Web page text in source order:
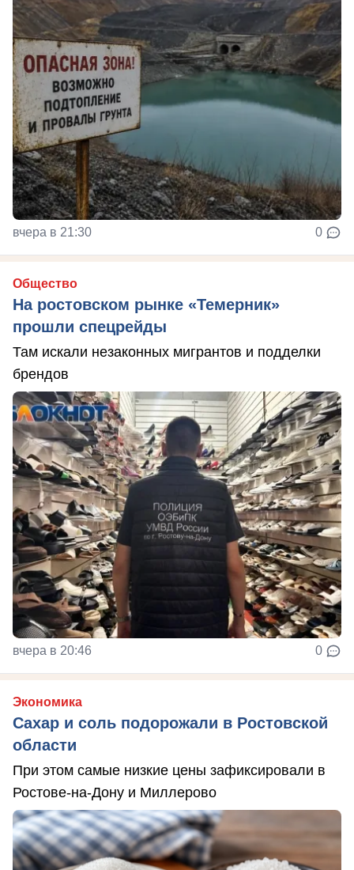
вчера в 21:30 0
Общество
На ростовском рынке «Темерник»
прошли спецрейды
Там искали незаконных мигрантов и подделки
брендов
вчера в 20:46 0
Экономика
Сахар и соль подорожали в Ростовской
области
При этом самые низкие цены зафиксировали в
Ростове-на-Дону и Миллерово